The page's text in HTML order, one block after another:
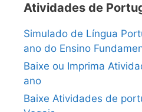
Atividades de
Simulado de Língua
ano do Ensino
Baixe ou Imprima
ano
Baixe Atividades de